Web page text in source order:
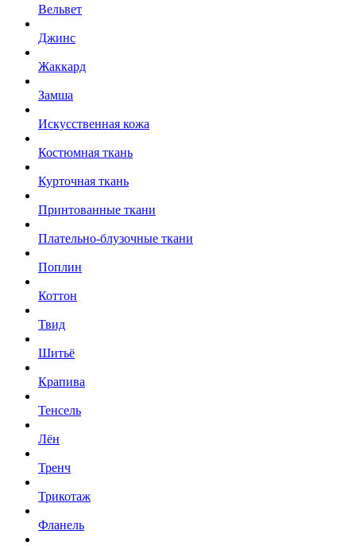
Вельвет
Джинс
Жаккард
Замша
Искусственная кожа
Костюмная ткань
Курточная ткань
Принтованные ткани
Плательно-блузочные ткани
Поплин
Коттон
Твид
Шитьё
Крапива
Тенсель
Лён
Тренч
Трикотаж
Фланель